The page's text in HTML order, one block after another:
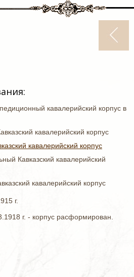
кавалерийский корпус в
кавалерийский корпус
кавалерийский корпус
Кавказский кавалерийский
кавалерийский корпус
г.
г. - корпус расформирован.